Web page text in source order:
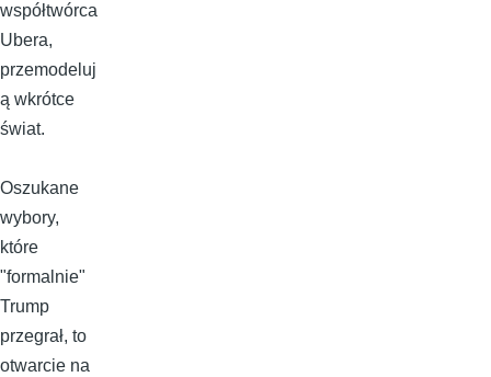
współtwórca
Ubera,
przemodeluj
ą wkrótce
świat.
Oszukane
wybory,
które
"formalnie"
Trump
przegrał, to
otwarcie na